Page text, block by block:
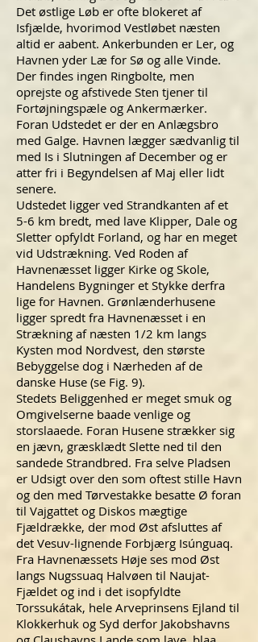
Det østlige Løb er ofte blokeret af
Isfjælde, hvorimod Vestløbet næsten
altid er aabent. Ankerbunden er Ler, og
Havnen yder Læ for Sø og alle Vinde.
Der findes ingen Ringbolte, men
oprejste og afstivede Sten tjener til
Fortøjningspæle og Ankermærker.
Foran Udstedet er der en Anlægsbro
med Galge. Havnen lægger sædvanlig til
med Is i Slutningen af December og er
atter fri i Begyndelsen af Maj eller lidt
senere.
Udstedet ligger ved Strandkanten af et
5-6 km bredt, med lave Klipper, Dale og
Sletter opfyldt Forland, og har en meget
vid Udstrækning. Ved Roden af
Havnenæsset ligger Kirke og Skole,
Handelens Bygninger et Stykke derfra
lige for Havnen. Grønlænderhusene
ligger spredt fra Havnenæsset i en
Strækning af næsten 1/2 km langs
Kysten mod Nordvest, den største
Bebyggelse dog i Nærheden af de
danske Huse (se Fig. 9).
Stedets Beliggenhed er meget smuk og
Omgivelserne baade venlige og
storslaaede. Foran Husene strækker sig
en jævn, græsklædt Slette ned til den
sandede Strandbred. Fra selve Pladsen
er Udsigt over den som oftest stille Havn
og den med Tørvestakke besatte Ø foran
til Vajgattet og Diskos mægtige
Fjældrække, der mod Øst afsluttes af
det Vesuv-lignende Forbjærg Isúnguaq.
Fra Havnenæssets Høje ses mod Øst
langs Nugssuaq Halvøen til Naujat-
Fjældet og ind i det isopfyldte
Torssukátak, hele Arveprinsens Ejland til
Klokkerhuk og Syd derfor Jakobshavns